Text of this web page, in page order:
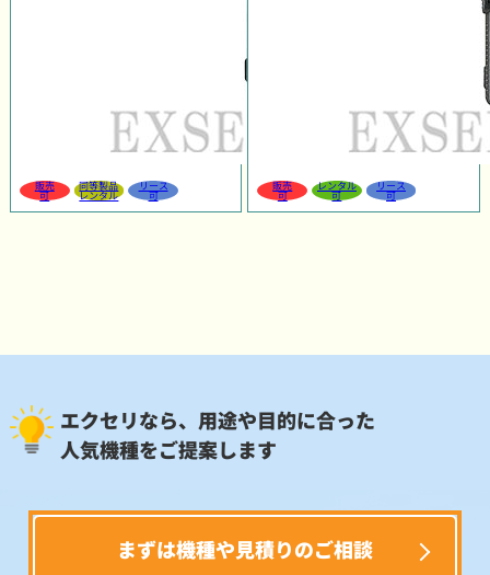
販売
可
同等製品
レンタル
リース
可
販売
可
レンタル
可
リース
可
エクセリなら、用途や目的に合った
人気機種をご提案します
まずは機種や見積りのご相談